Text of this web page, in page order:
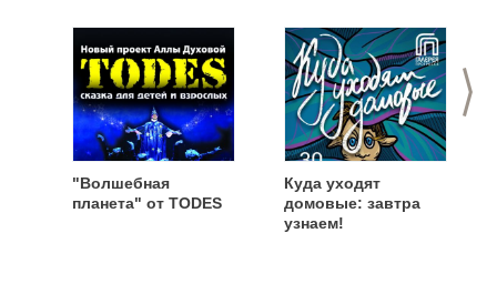
>
"Волшебная
планета" от TODES
Куда уходят
домовые: завтра
узнаем!